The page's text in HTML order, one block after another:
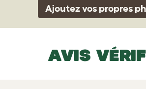
Ajoutez vos propres
AVIS